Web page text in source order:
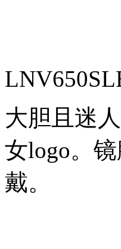
大胆且迷
女logo。
戴。